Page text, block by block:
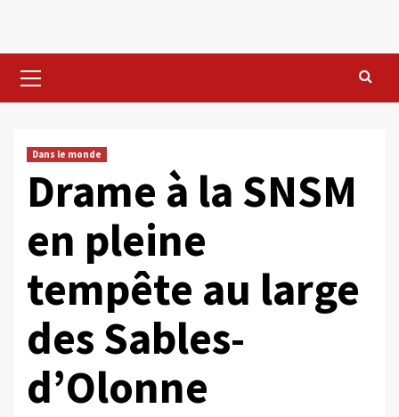
Menu
Dans le monde
Drame à la SNSM
en pleine
tempête au large
des Sables-
d’Olonne